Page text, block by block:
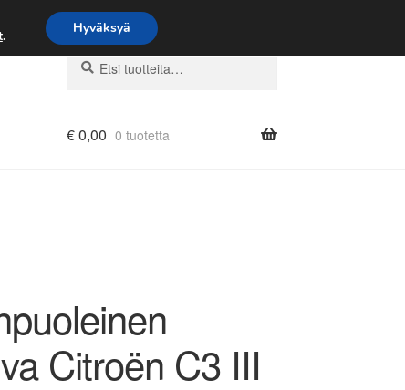
Etsi:
Haku
€0,00 0 tuotetta
Citroën C3 III
. Hyväksyä